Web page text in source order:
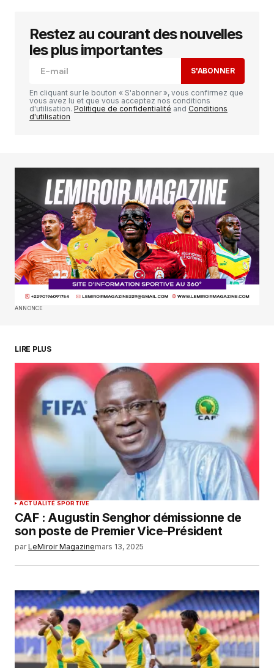
Votre adresse e-mail ne sera pas publiée. Les
champs obligatoires sont indiqués avec
Your E-mail*
Enregistrer mon nom, mon e-mail et mon
site dans le navigateur pour mon prochain
commentaire.
SUBMIT COMMENT
Restez au courant des nouvelles
les plus importantes
S'ABONNER
En cliquant sur le bouton « S'abonner », vous confirmez que
vous avez lu et que vous acceptez nos conditions
d'utilisation. Politique de confidentialité and Conditions
d'utilisation
ANNONCE
LIRE PLUS
ACTUALITÉ SPORTIVE
CAF : Augustin Senghor démissionne de
son poste de Premier Vice-Président
par LeMiroir Magazinemars 13, 2025